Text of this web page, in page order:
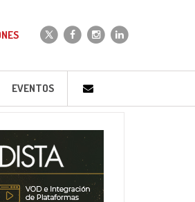
EVENTOS